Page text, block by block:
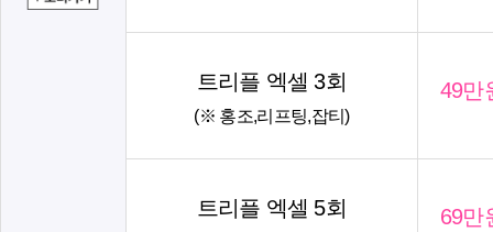
트리플 엑셀 3회
(※ 홍조,리프팅,잡티)
49만
트리플 엑셀 5회 69만